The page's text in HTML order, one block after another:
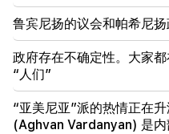
18:11
努巴拉申垃圾填埋场发生
鲁宾尼扬的议会和帕希尼
政府存在不确定性。大家都
“人们”
“亚美尼亚”派的热情正在
(Aghvan Vardanyan) 是内